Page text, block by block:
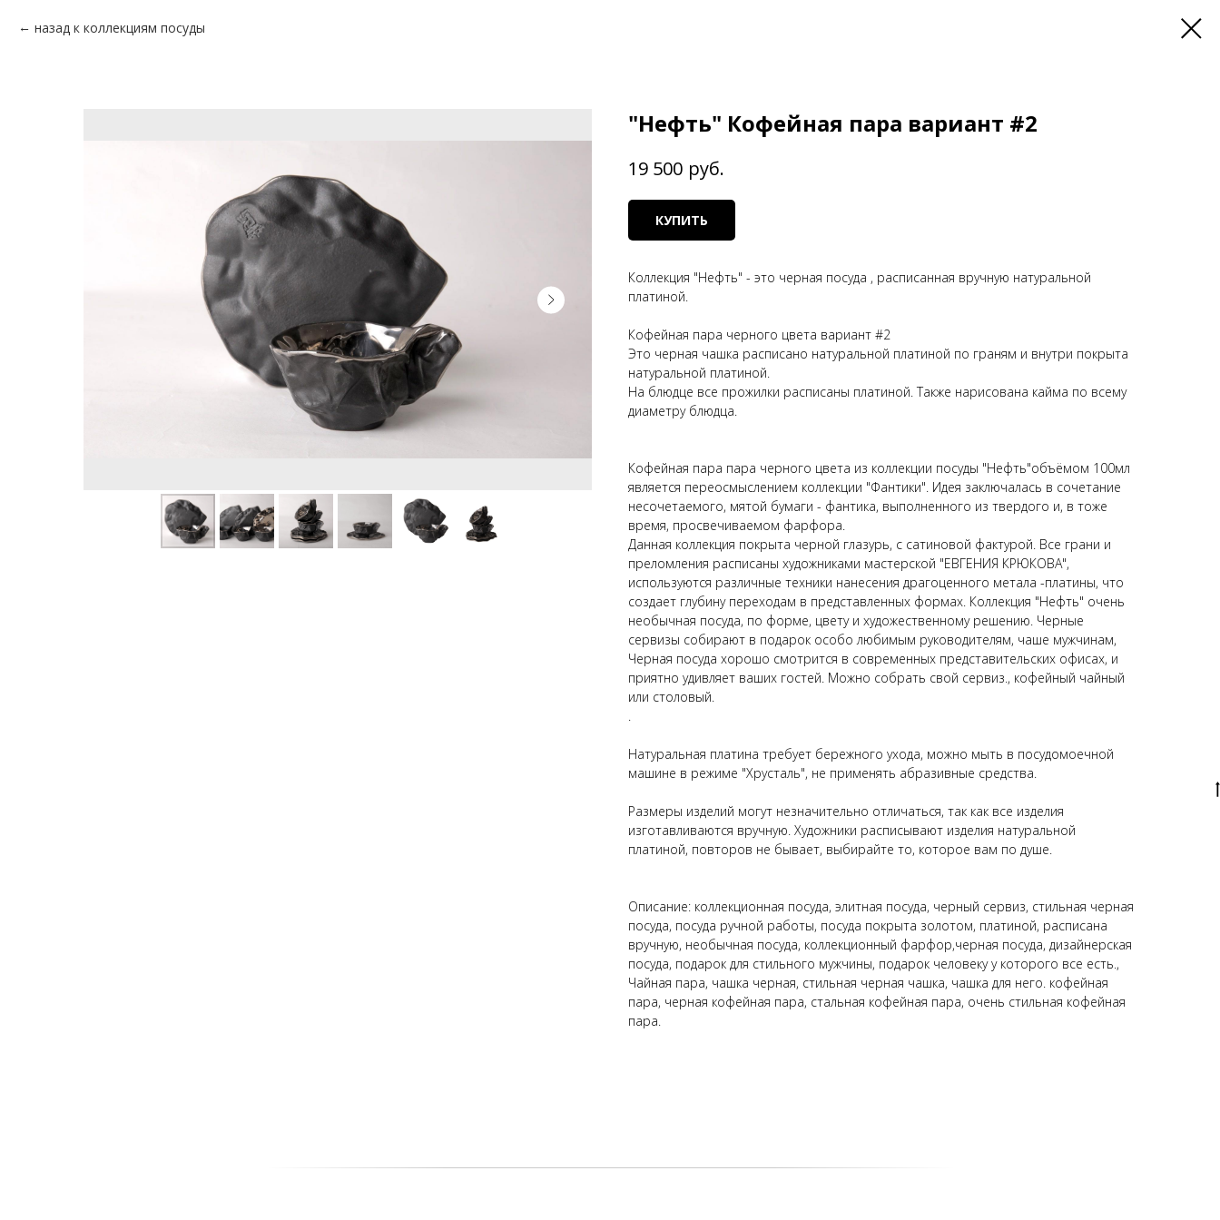
назад к коллекциям посуды
"Нефть" Кофейная пара вариант #2
19 500 руб.
КУПИТЬ
Коллекция "Нефть" - это черная посуда , расписанная вручную натуральной
платиной.
Кофейная пара черного цвета вариант #2
Это черная чашка расписано натуральной платиной по граням и внутри покрыта
натуральной платиной.
На блюдце все прожилки расписаны платиной. Также нарисована кайма по всему
диаметру блюдца.
Кофейная пара пара черного цвета из коллекции посуды "Нефть"объёмом 100мл
является переосмыслением коллекции "Фантики". Идея заключалась в сочетание
несочетаемого, мятой бумаги - фантика, выполненного из твердого и, в тоже
время, просвечиваемом фарфора.
Данная коллекция покрыта черной глазурь, с сатиновой фактурой. Все грани и
преломления расписаны художниками мастерской "ЕВГЕНИЯ КРЮКОВА",
используются различные техники нанесения драгоценного метала -платины, что
создает глубину переходам в представленных формах. Коллекция "Нефть" очень
необычная посуда, по форме, цвету и художественному решению. Черные
сервизы собирают в подарок особо любимым руководителям, чаше мужчинам,
Черная посуда хорошо смотрится в современных представительских офисах, и
приятно удивляет ваших гостей. Можно собрать свой сервиз., кофейный чайный
или столовый.
Натуральная платина требует бережного ухода, можно мыть в посудомоечной
машине в режиме "Хрусталь", не применять абразивные средства.
Размеры изделий могут незначительно отличаться, так как все изделия
изготавливаются вручную. Художники расписывают изделия натуральной
платиной, повторов не бывает, выбирайте то, которое вам по душе.
Описание: коллекционная посуда, элитная посуда, черный сервиз, стильная черная
посуда, посуда ручной работы, посуда покрыта золотом, платиной, расписана
вручную, необычная посуда, коллекционный фарфор,черная посуда, дизайнерская
посуда, подарок для стильного мужчины, подарок человеку у которого все есть.,
Чайная пара, чашка черная, стильная черная чашка, чашка для него. кофейная
пара, черная кофейная пара, стальная кофейная пара, очень стильная кофейная
пара.